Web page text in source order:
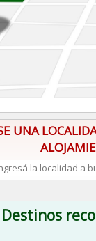
UNA
Destinos